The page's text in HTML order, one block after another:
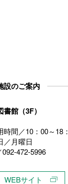
設のご案内
書館（3F）
時間／10：00～18
／月曜日
092-472-5996
WEBサイト